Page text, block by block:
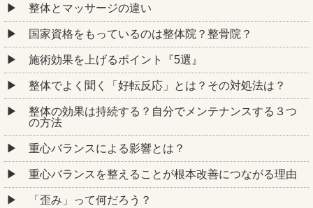
整体とマッサージの違い
国家資格をもっているのは整体院？整骨院？
施術効果を上げるポイント『5選』
整体でよく聞く「好転反応」とは？その対処法は？
整体の効果は持続する？自分でメンテナンスする３つ
の方法
重心バランスによる影響とは？
重心バランスを整えることが根本改善につながる理由
「歪み」って何だろう？